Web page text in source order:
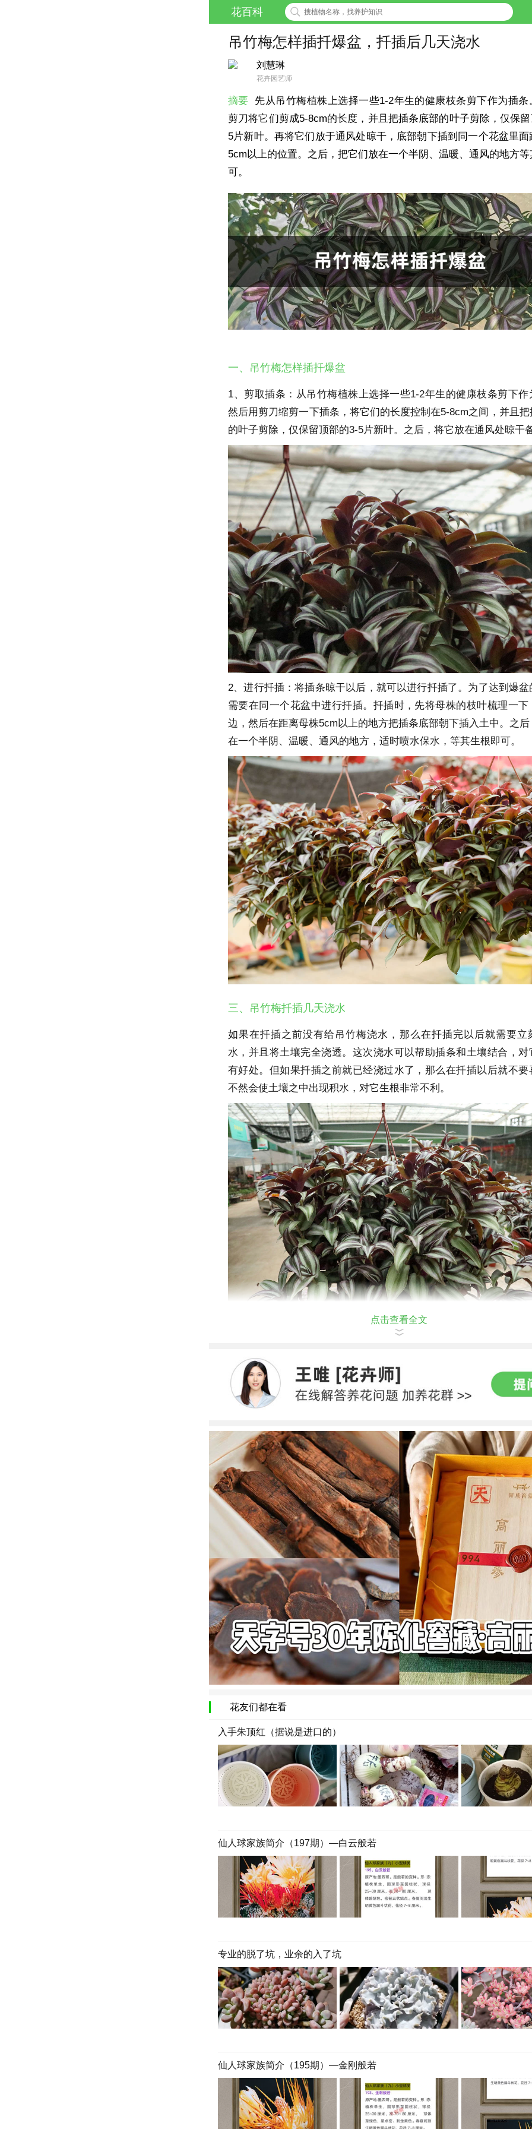
花百科
吊竹梅怎样插扦爆盆，扦插后几天浇水
刘慧琳
花卉园艺师
摘要
先从吊竹梅植株上选择一些1-2年生的健康枝条剪下作为插条
剪刀将它们剪成5-8cm的长度，并且把插条底部的叶子剪除，仅保
5片新叶。再将它们放于通风处晾干，底部朝下插到同一个花盆里面
5cm以上的位置。之后，把它们放在一个半阴、温暖、通风的地方
可。
一、吊竹梅怎样插扦爆盆
1、剪取插条：从吊竹梅植株上选择一些1-2年生的健康枝条剪下作
然后用剪刀缩剪一下插条，将它们的长度控制在5-8cm之间，并且
的叶子剪除，仅保留顶部的3-5片新叶。之后，将它放在通风处晾干
2、进行扦插：将插条晾干以后，就可以进行扦插了。为了达到爆盆
需要在同一个花盆中进行扦插。扦插时，先将母株的枝叶梳理一下
边，然后在距离母株5cm以上的地方把插条底部朝下插入土中。之
在一个半阴、温暖、通风的地方，适时喷水保水，等其生根即可。
三、吊竹梅扦插几天浇水
如果在扦插之前没有给吊竹梅浇水，那么在扦插完以后就需要立
水，并且将土壤完全浇透。这次浇水可以帮助插条和土壤结合，对
有好处。但如果扦插之前就已经浇过水了，那么在扦插以后就不要
不然会使土壤之中出现积水，对它生根非常不利。
点击查看全文
花友们都在看
入手朱顶红（据说是进口的）
仙人球家族简介（197期）—白云般若
专业的脱了坑，业余的入了坑
仙人球家族简介（195期）—金刚般若